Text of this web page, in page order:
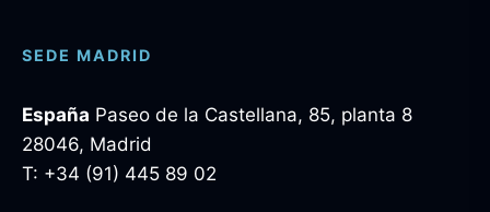
SEDE MADRID
España Paseo de la Castellana, 85, planta 8
28046, Madrid
T: +34 (91) 445 89 02